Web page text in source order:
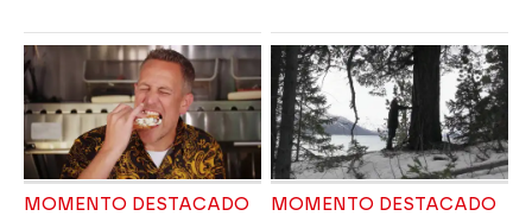
MOMENTO DESTACADO MOMENTO DESTACADO